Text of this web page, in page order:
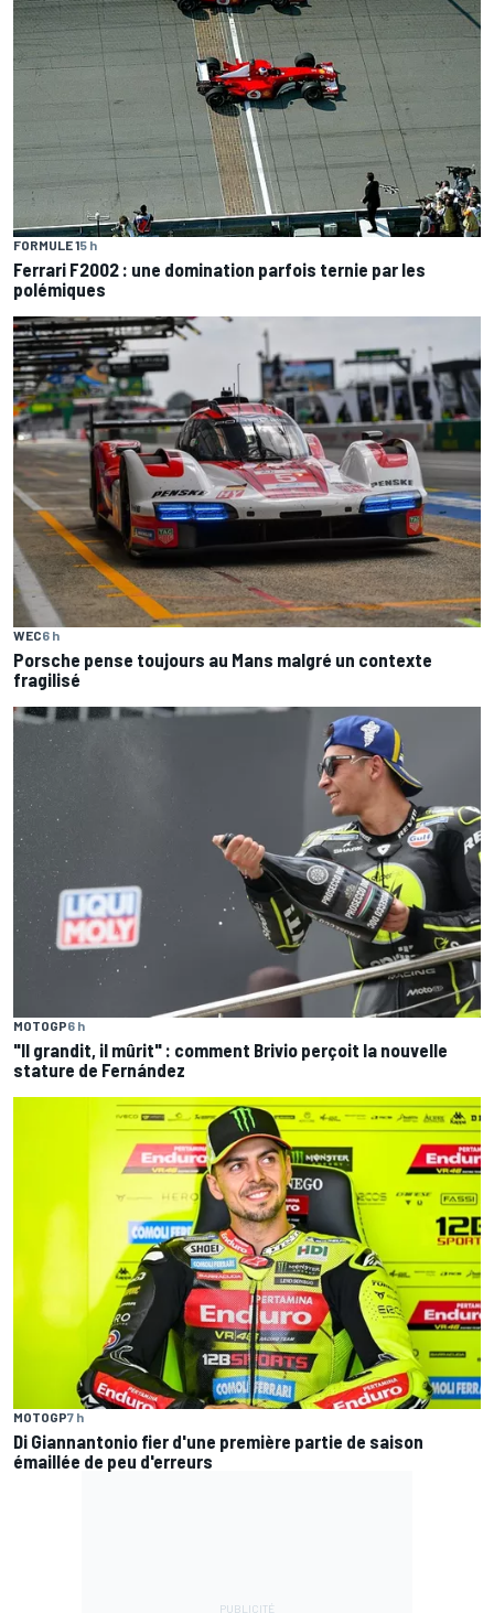
FORMULE 15 h
Ferrari F2002 : une domination parfois ternie par les
polémiques
WEC6 h
Porsche pense toujours au Mans malgré un contexte
fragilisé
MOTOGP6 h
"Il grandit, il mûrit" : comment Brivio perçoit la nouvelle
stature de Fernández
MOTOGP7 h
Di Giannantonio fier d'une première partie de saison
émaillée de peu d'erreurs